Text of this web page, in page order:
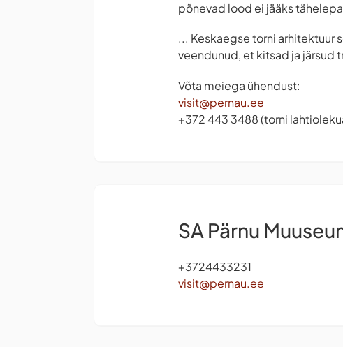
põnevad lood ei jääks
... Keskaegse torni
veendunud, et kitsad ja järsud
Võta meiega ühendust:
visit@pernau.ee
+372 443 3488 (torni
SA Pärnu
+3724433231
visit@pernau.ee